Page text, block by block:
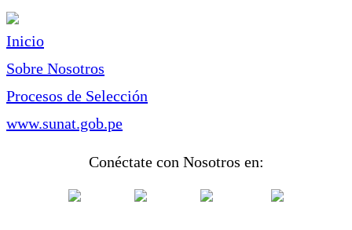
Inicio
Sobre Nosotros
Procesos de Selección
www.sunat.gob.pe
Conéctate con Nosotros en: